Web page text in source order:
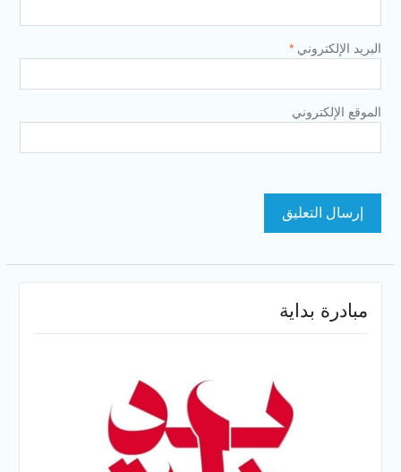
البريد الإلكتروني *
الموقع الإلكتروني
مبادرة بداية